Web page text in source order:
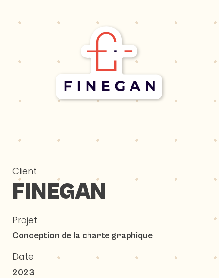
Client
FINEGAN
Projet
Conception de la charte graphique
Date
2023